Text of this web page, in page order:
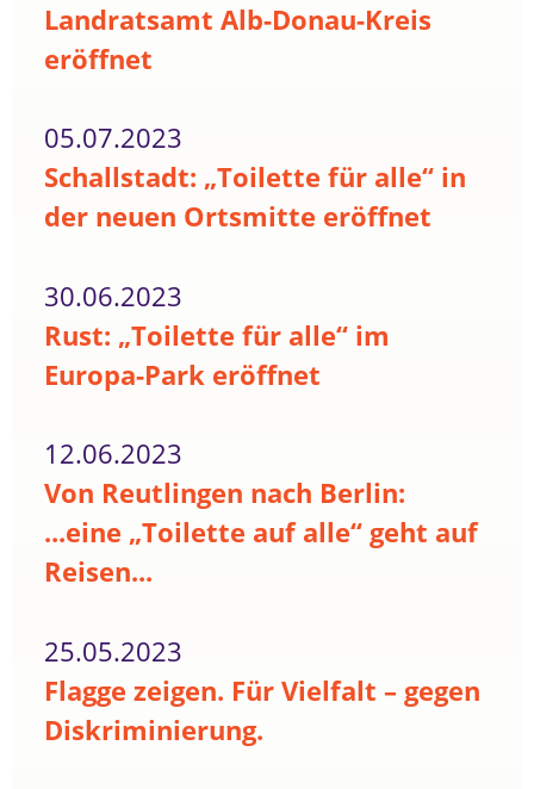
Landratsamt Alb-Donau-Kreis
eröffnet
05.07.2023
Schallstadt: „Toilette für alle“ in
der neuen Ortsmitte eröffnet
30.06.2023
Rust: „Toilette für alle“ im
Europa-Park eröffnet
12.06.2023
Von Reutlingen nach Berlin:
...eine „Toilette auf alle“ geht auf
Reisen...
25.05.2023
Flagge zeigen. Für Vielfalt – gegen
Diskriminierung.